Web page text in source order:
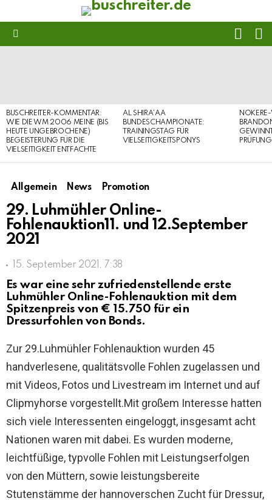
BUSCHREITER-KOMMENTAR:
WIE DIE WM 2006 MEINE (BIS
HEUTE UNGEBROCHENE)
BEGEISTERUNG FÜR DIE
VIELSEITIGKEIT ENTFACHTE
AL SHIRA’AA
BUNDESCHAMPIONATE:
TRAININGSTAG FÜR
VIELSEITIGKEITSPONYS
PRÜFUNG
Allgemein News Promotion
29. Luhmühler Online-
Fohlenauktion11. und 12.September
2021
15. September 2021, 7:38
Es war eine sehr zufriedenstellende erste
Luhmühler Online-Fohlenauktion mit dem
Spitzenpreis von € 15.750 für ein
Dressurfohlen von Bonds.
Zur 29.Luhmühler Fohlenauktion wurden 45
handverlesene, qualitätsvolle Fohlen zugelassen und
mit Videos, Fotos und Livestream im Internet und auf
Clipmyhorse vorgestellt.Mit großem Interesse hatten
sich viele Interessenten eingeloggt, insgesamt acht
Nationen waren mit dabei. Es wurden moderne,
leichtfüßige, typvolle Fohlen mit Leistungserfolgen
von den Müttern, sowie leistungsbereite
Stutenstämme der hannoverschen Zucht für Dressur,